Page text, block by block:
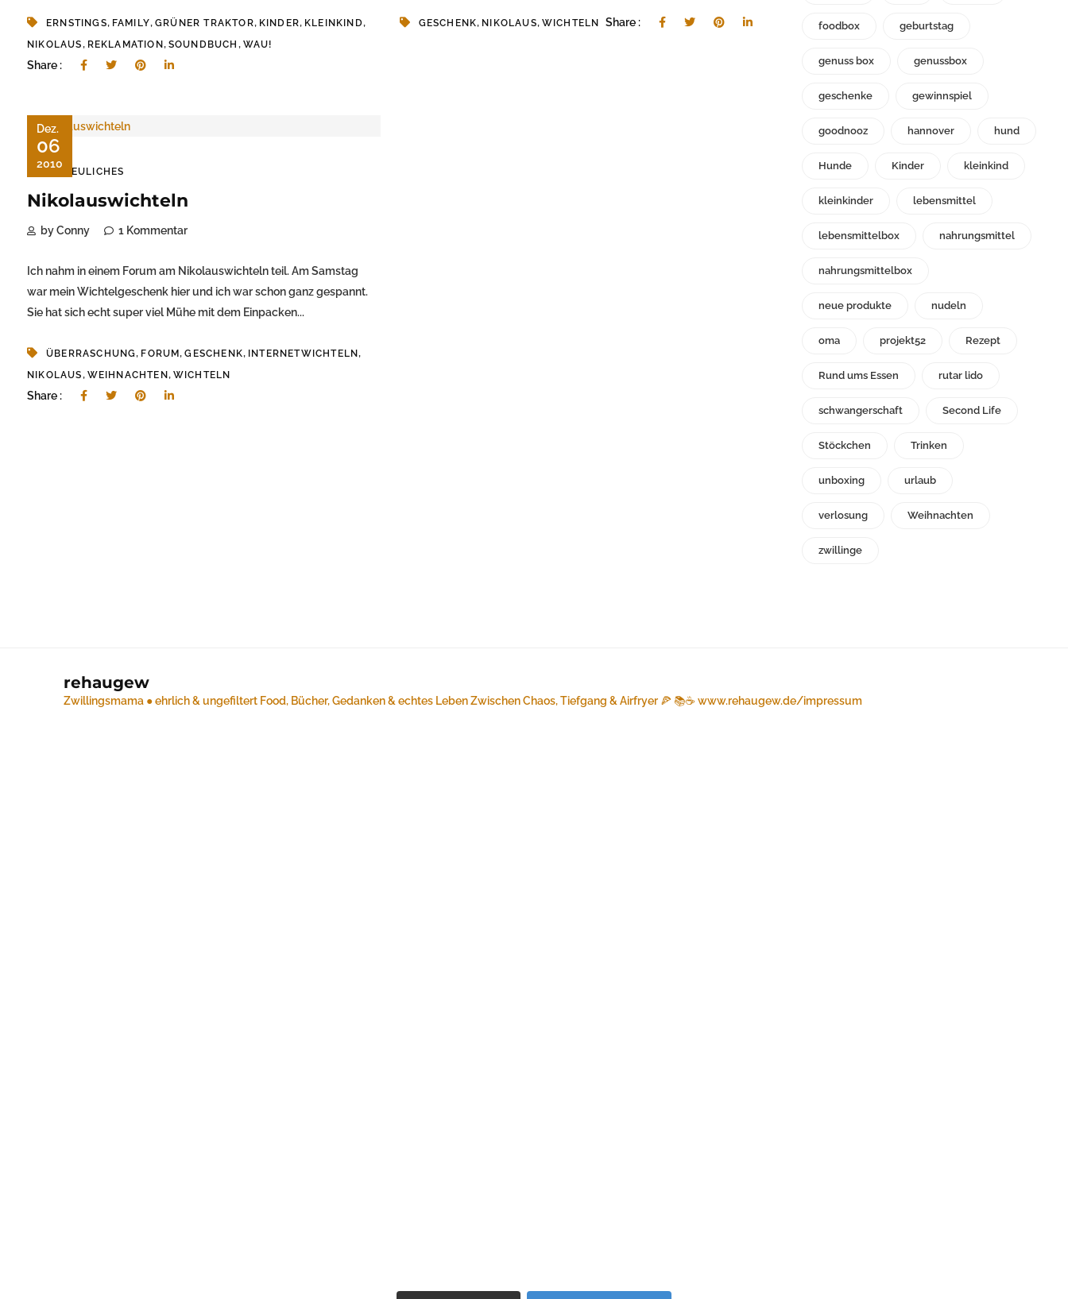
ERNSTINGS, FAMILY,GRÜNER TRAKTOR, KINDER, KLEINKIND,
NIKOLAUS, REKLAMATION, SOUNDBUCH , WAU!
Share :
GESCHENK, NIKOLAUS, WICHTELN Share :
Dez.
06
2010
ERFREULICHES
Nikolauswichteln
by Conny 1 Kommentar
Ich nahm in einem Forum am Nikolauswichteln teil. Am Samstag
war mein Wichtelgeschenk hier und ich war schon ganz gespannt.
Sie hat sich echt super viel Mühe mit dem Einpacken...
ÜBERRASCHUNG, FORUM,GESCHENK, INTERNETWICHTELN,
NIKOLAUS, WEIHNACHTEN , WICHTELN
Share :
foodbox geburtstag
genuss box genussbox
geschenke gewinnspiel
goodnooz hannover hund
Hunde Kinder kleinkind
kleinkinder lebensmittel
lebensmittelbox nahrungsmittel
nahrungsmittelbox
neue produkte nudeln
oma projekt52 Rezept
Rund ums Essen rutar lido
schwangerschaft Second Life
Stöckchen Trinken
unboxing urlaub
verlosung Weihnachten
zwillinge
rehaugew
Zwillingsmama ● ehrlich & ungefiltert Food, Bücher, Gedanken & echtes LebenZwischen Chaos, Tiefgang & Airfryer 🍕 📚☕️ www.rehaugew.de/impressum